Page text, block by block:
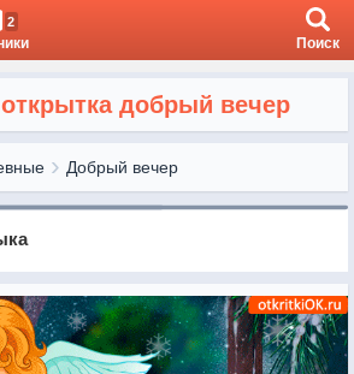
2
Поиск
добрый вечер
Добрый вечер